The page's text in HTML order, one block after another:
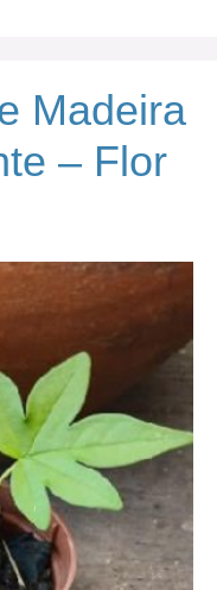
Madeira
– Flor